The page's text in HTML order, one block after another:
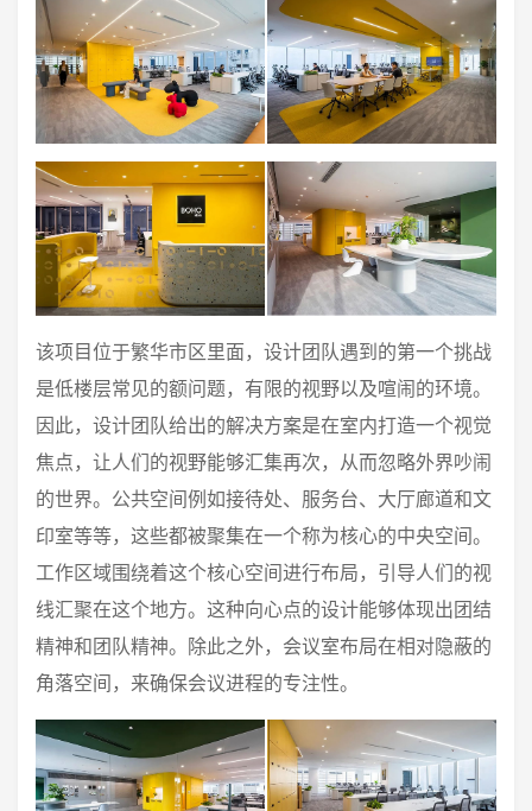
该项目位于繁华市区里面，设计团队遇到的第一个挑战
是低楼层常见的额问题，有限的视野以及喧闹的环境。
因此，设计团队给出的解决方案是在室内打造一个视觉
焦点，让人们的视野能够汇集再次，从而忽略外界吵闹
的世界。公共空间例如接待处、服务台、大厅廊道和文
印室等等，这些都被聚集在一个称为核心的中央空间。
工作区域围绕着这个核心空间进行布局，引导人们的视
线汇聚在这个地方。这种向心点的设计能够体现出团结
精神和团队精神。除此之外，会议室布局在相对隐蔽的
角落空间，来确保会议进程的专注性。